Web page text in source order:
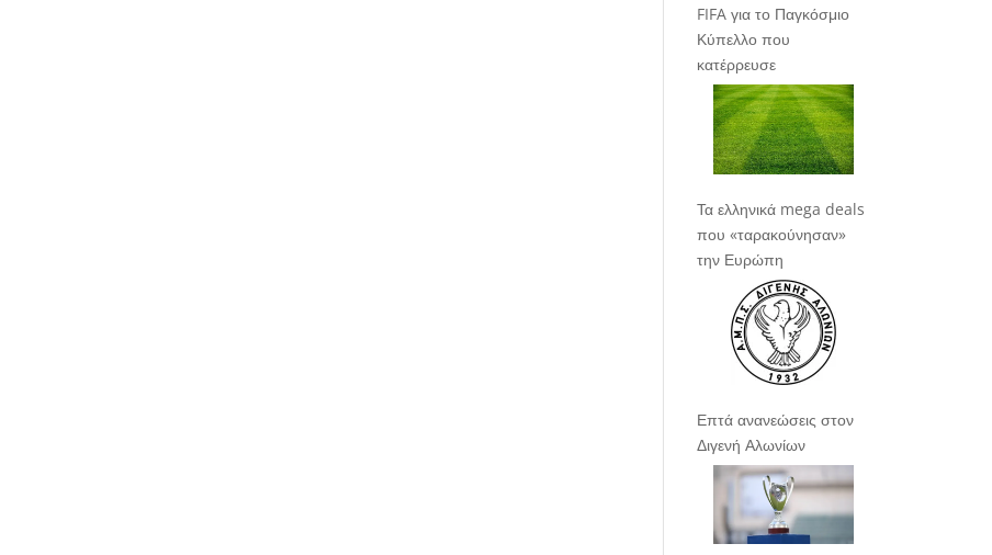
FIFA για το Παγκόσμιο
Κύπελλο που
κατέρρευσε
Τα ελληνικά mega deals
που «ταρακούνησαν»
την Ευρώπη
Επτά ανανεώσεις στον
Διγενή Αλωνίων